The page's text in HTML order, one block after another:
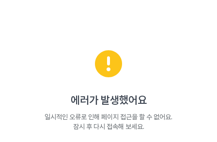
에러가 발생했어요
일시적인 오류로 인해 페이지 접근을 할 수 없어요.
잠시 후 다시 접속해 보세요.